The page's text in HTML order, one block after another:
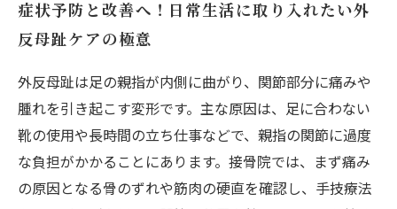
症状予防と改善へ！日常生活に取り入れたい外
反母趾ケアの極意
外反母趾は足の親指が内側に曲がり、関節部分に痛みや
腫れを引き起こす変形です。主な原因は、足に合わない
靴の使用や長時間の立ち仕事などで、親指の関節に過度
な負担がかかることにあります。接骨院では、まず痛み
の原因となる骨のずれや筋肉の硬直を確認し、手技療法